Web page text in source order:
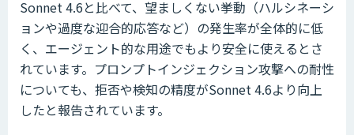
Sonnet 4.6と比べて、望ましくない挙動（ハルシネーシ
ョンや過度な迎合的応答など）の発生率が全体的に低
く、エージェント的な用途でもより安全に使えるとさ
れています。プロンプトインジェクション攻撃への耐性
についても、拒否や検知の精度がSonnet 4.6より向上
したと報告されています。